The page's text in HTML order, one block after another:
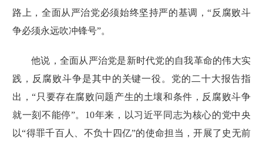
路上，全面从严治党必须始终坚持严的基调，“反腐败斗
争必须永远吹冲锋号”。
他说，全面从严治党是新时代党的自我革命的伟大实
践，反腐败斗争是其中的关键一役。 党的二十大报告指
出，“只要存在腐败问题产生的土壤和条件，反腐败斗争
就一刻不能停”。10年来，以习近平同志为核心的党中央
以“得罪千百人、不负十四亿”的使命担当，开展了史无前